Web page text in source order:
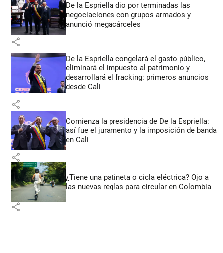
De la Espriella dio por terminadas las
negociaciones con grupos armados y
anunció megacárceles
share
De la Espriella congelará el gasto público,
eliminará el impuesto al patrimonio y
desarrollará el fracking: primeros anuncios
desde Cali
share
Comienza la presidencia de De la Espriella:
así fue el juramento y la imposición de banda
en Cali
share
¿Tiene una patineta o cicla eléctrica? Ojo a
las nuevas reglas para circular en Colombia
share